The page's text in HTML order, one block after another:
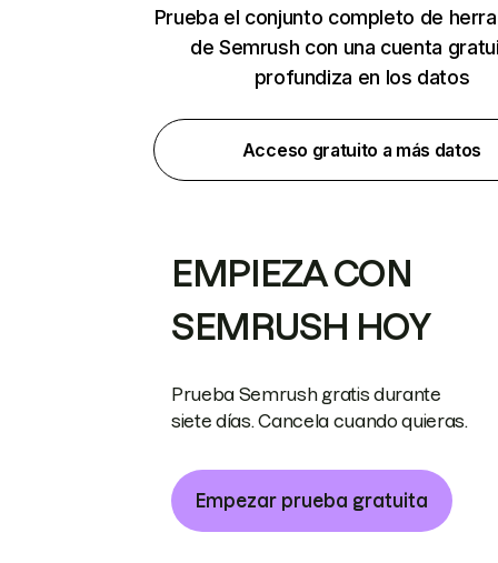
Prueba el conjunto completo de
de Semrush con una cuenta
profundiza en los datos
Acceso gratuito a más datos
EMPIEZA CON
SEMRUSH HOY
Prueba Semrush gratis durante
siete días. Cancela cuando quieras.
Empezar prueba gratuita